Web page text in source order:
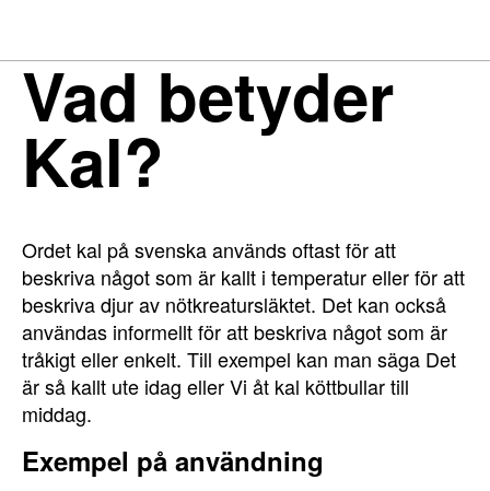
Vad betyder
Kal?
Ordet kal på svenska används oftast för att
beskriva något som är kallt i temperatur eller för att
beskriva djur av nötkreatursläktet. Det kan också
användas informellt för att beskriva något som är
tråkigt eller enkelt. Till exempel kan man säga Det
är så kallt ute idag eller Vi åt kal köttbullar till
middag.
Exempel på användning